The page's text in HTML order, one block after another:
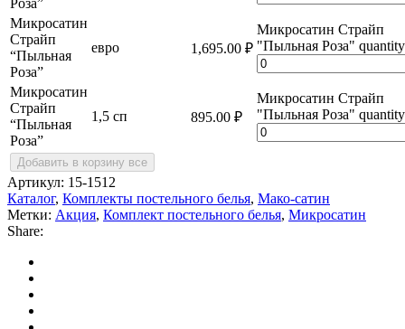
Роза”
Микросатин
Страйп
“Пыльная
Роза”
евро 1,695.00 ₽
Микросатин Страйп
"Пыльная Роза" quantity
Микросатин
Страйп
“Пыльная
Роза”
1,5 сп 895.00 ₽
Микросатин Страйп
"Пыльная Роза" quantity
Добавить в корзину все
Артикул: 15-1512
Каталог, Комплекты постельного белья, Мако-сатин
Метки: Акция, Комплект постельного белья, Микросатин
Share: